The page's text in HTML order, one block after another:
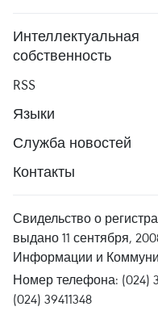
Интеллектуальная
собственность
RSS
Языки
Служба новостей
Контакты
Свидельство о
выдано 11 сентября,
Информации и
Номер телефона: (024)
(024) 39411348